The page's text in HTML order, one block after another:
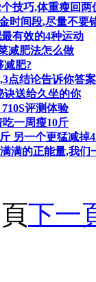
技巧,体重瘦回两
时间段,尽量不要
有效的4种运动
减肥法怎么做
减肥?
点结论告诉你答案
诀送给久坐的你
评测体验
一周瘦10斤
另一个更猛减掉
满的正能量,我们
下一